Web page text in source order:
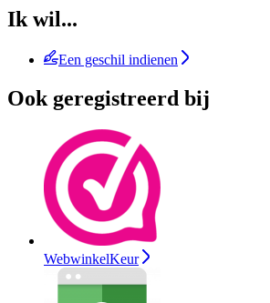
Ik wil...
Een geschil indienen
Ook geregistreerd bij
WebwinkelKeur